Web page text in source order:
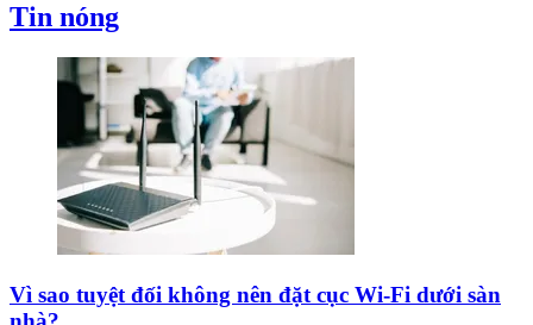
Tin nóng
Vì sao tuyệt đối không nên đặt cục Wi-Fi dưới sàn